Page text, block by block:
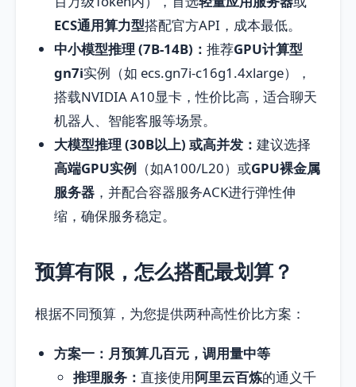
ECS通用算力型搭配官方API，成本最低。
中小模型推理 (7B-14B)： 推荐GPU计算型
gn7i实例（如 ecs.gn7i-c16g1.4xlarge），
搭载NVIDIA A10显卡，性价比高，适合聊天
机器人、智能客服等场景。
大模型推理 (30B以上) 或高并发： 建议选择
高端GPU实例 （如A100/L20）或GPU裸金属
服务器 ，并配合容器服务ACK进行弹性伸
缩，确保服务稳定。
预算有限，怎么搭配最划算？
根据不同预算，为您提供两种高性价比方案：
方案一：月预算几百元，调用量中等
推理服务： 直接使用阿里云百炼的通义千